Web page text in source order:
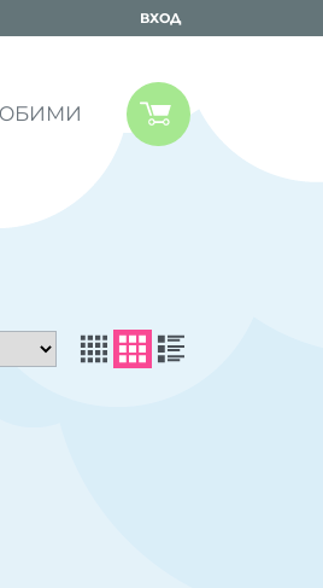
ВХОД